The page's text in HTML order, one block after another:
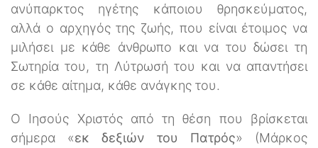
ανύπαρκτος ηγέτης κάποιου θρησκεύματος,
αλλά ο αρχηγός της ζωής, που είναι έτοιμος να
μιλήσει με κάθε άνθρωπο και να του δώσει τη
Σωτηρία του, τη Λύτρωσή του και να απαντήσει
σε κάθε αίτημα, κάθε ανάγκης του.
Ο Ιησούς Χριστός από τη θέση που βρίσκεται
σήμερα «εκ δεξιών του Πατρός» (Μάρκος